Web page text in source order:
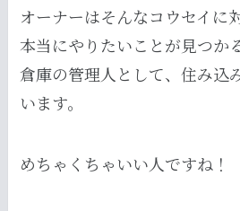
オーナーはそんなコウセイに
本当にやりたいことが見つか
倉庫の管理人として、住み込
います。
めちゃくちゃいい人ですね！